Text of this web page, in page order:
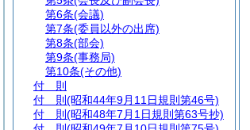
第6条(会議)
第7条(委員以外の出席)
第8条(部会)
第9条(事務局)
第10条(その他)
付 則
付 則 (昭和44年9月11日規則第46号)
付 則 (昭和48年7月1日規則第63号抄)